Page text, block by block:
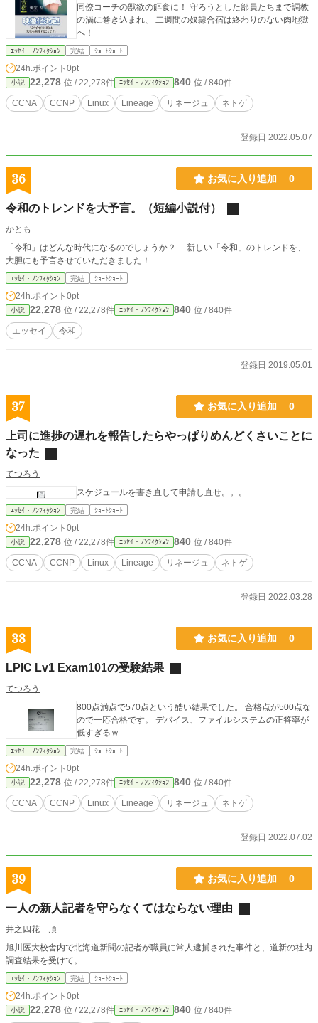
同僚コーチの獣欲の餌食に！ 守ろうとした部員たちまで調教
の渦に巻き込まれ、 二週間の奴隷合宿は終わりのない肉地獄
へ！
ｴｯｾｲ・ﾉﾝﾌｨｸｼｮﾝ 完結 ｼｮｰﾄｼｮｰﾄ
24h.ポイント 0pt
小説 22,278 位 / 22,278件 ｴｯｾｲ・ﾉﾝﾌｨｸｼｮﾝ 840 位 / 840件
CCNA CCNP Linux Lineage リネージュ ネトゲ
登録日 2022.05.07
36 お気に入り追加 0
令和のトレンドを大予言。（短編小説付）
かとも
「令和」はどんな時代になるのでしょうか？ 新しい「令和」のトレンドを、
大胆にも予言させていただきました！
ｴｯｾｲ・ﾉﾝﾌｨｸｼｮﾝ 完結 ｼｮｰﾄｼｮｰﾄ
24h.ポイント 0pt
小説 22,278 位 / 22,278件 ｴｯｾｲ・ﾉﾝﾌｨｸｼｮﾝ 840 位 / 840件
エッセイ 令和
登録日 2019.05.01
37 お気に入り追加 0
上司に進捗の遅れを報告したらやっぱりめんどくさいことに
なった
てつろう
スケジュールを書き直して申請し直せ。。。
ｴｯｾｲ・ﾉﾝﾌｨｸｼｮﾝ 完結 ｼｮｰﾄｼｮｰﾄ
24h.ポイント 0pt
小説 22,278 位 / 22,278件 ｴｯｾｲ・ﾉﾝﾌｨｸｼｮﾝ 840 位 / 840件
CCNA CCNP Linux Lineage リネージュ ネトゲ
登録日 2022.03.28
38 お気に入り追加 0
LPIC Lv1 Exam101の受験結果
てつろう
800点満点で570点という酷い結果でした。 合格点が500点な
ので一応合格です。 デバイス、ファイルシステムの正答率が
低すぎるｗ
ｴｯｾｲ・ﾉﾝﾌｨｸｼｮﾝ 完結 ｼｮｰﾄｼｮｰﾄ
24h.ポイント 0pt
小説 22,278 位 / 22,278件 ｴｯｾｲ・ﾉﾝﾌｨｸｼｮﾝ 840 位 / 840件
CCNA CCNP Linux Lineage リネージュ ネトゲ
登録日 2022.07.02
39 お気に入り追加 0
一人の新人記者を守らなくてはならない理由
井之四花 頂
旭川医大校舎内で北海道新聞の記者が職員に常人逮捕された事件と、道新の社内
調査結果を受けて。
ｴｯｾｲ・ﾉﾝﾌｨｸｼｮﾝ 完結 ｼｮｰﾄｼｮｰﾄ
24h.ポイント 0pt
小説 22,278 位 / 22,278件 ｴｯｾｲ・ﾉﾝﾌｨｸｼｮﾝ 840 位 / 840件